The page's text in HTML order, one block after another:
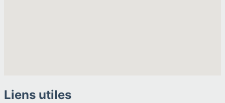
Liens utiles